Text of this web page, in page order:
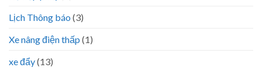
Lịch Thông báo (3)
Xe nâng điện thấp (1)
xe đẩy(13)